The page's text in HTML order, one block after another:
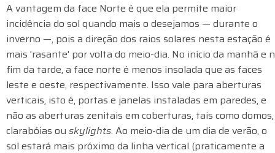
A vantagem da face Norte é que ela permite maior
incidência do sol quando mais o desejamos — durante o
inverno —, pois a direção dos raios solares nesta estação é
mais 'rasante' por volta do meio-dia. No início da manhã e
fim da tarde, a face norte é menos insolada que as faces
leste e oeste, respectivamente. Isso vale para aberturas
verticais, isto é, portas e janelas instaladas em paredes, e
não as aberturas zenitais em coberturas, tais como domos,
clarabóias ou skylights. Ao meio-dia de um dia de verão, o
sol estará mais próximo da linha vertical (praticamente a